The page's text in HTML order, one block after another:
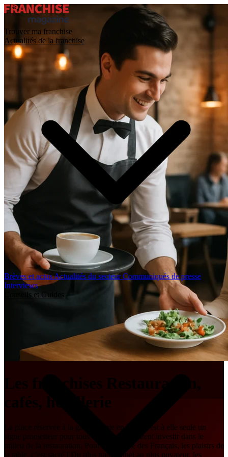
Trouver ma franchise
Actualités de la franchise
Brèves et actusActualités du secteurCommuniqués de presse
Interviews
Conseils et Guides
Les franchises Restauration,
cafés, hôtellerie
La place réservée à la gastronomie en France est à elle seule un
signe prometteur pour tous ceux qui souhaitent investir dans le
milieu de la restauration. Pour la majorité des Français, les plaisirs de
la table, c’est sacré ! Du plus traditionnel au plus novateur, les